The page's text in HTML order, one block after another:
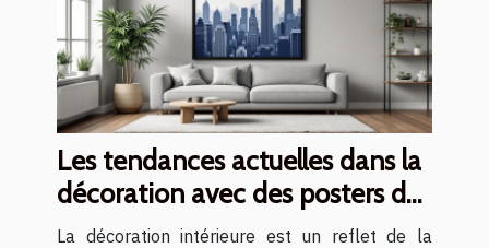
Les tendances actuelles dans la
décoration avec des posters de
villes
La décoration intérieure est un reflet de la